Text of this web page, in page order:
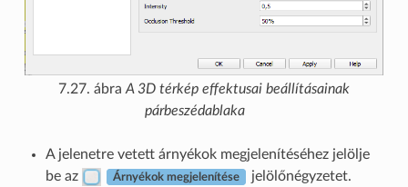
7.27. ábra A 3D térkép effektusai beállításainak
párbeszédablaka
A jelenetre vetett árnyékok megjelenítéséhez jelölje
be az
Árnyékok megjelenítése
jelölőnégyzetet.